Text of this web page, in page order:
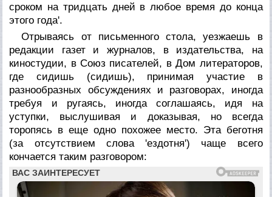
сроком на тридцать дней в любое время до конца
этого года'.
Отрываясь от письменного стола, уезжаешь в
редакции газет и журналов, в издательства, на
киностудии, в Союз писателей, в Дом литераторов,
где сидишь (сидишь), принимая участие в
разнообразных обсуждениях и разговорах, иногда
требуя и ругаясь, иногда соглашаясь, идя на
уступки, выслушивая и доказывая, но всегда
торопясь в еще одно похожее место. Эта беготня
(за отсутствием слова 'ездотня') чаще всего
кончается таким разговором: